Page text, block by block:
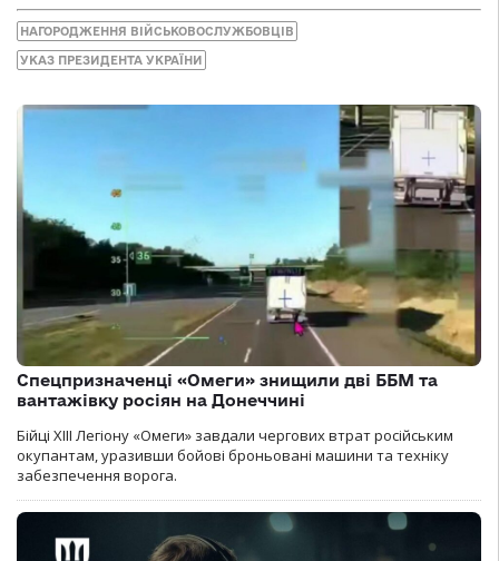
НАГОРОДЖЕННЯ ВІЙСЬКОВОСЛУЖБОВЦІВ
УКАЗ ПРЕЗИДЕНТА УКРАЇНИ
Спецпризначенці «Омеги» знищили дві ББМ та
вантажівку росіян на Донеччині
Бійці ХІІІ Легіону «Омеги» завдали чергових втрат російським
окупантам, уразивши бойові броньовані машини та техніку
забезпечення ворога.